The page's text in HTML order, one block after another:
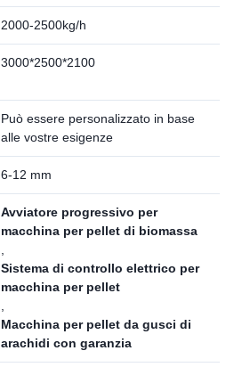
2000-2500kg/h
3000*2500*2100
Può essere personalizzato in base
alle vostre esigenze
6-12 mm
Avviatore progressivo per
macchina per pellet di biomassa
Sistema di controllo elettrico per
macchina per pellet
Macchina per pellet da gusci di
arachidi con garanzia